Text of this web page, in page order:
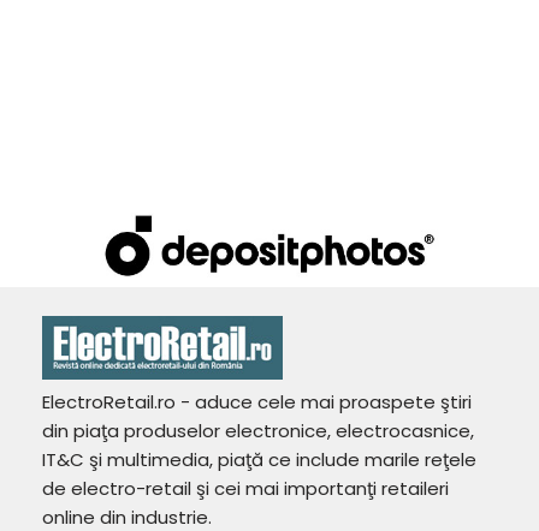
ElectroRetail.ro - aduce cele mai proaspete ştiri
din piaţa produselor electronice, electrocasnice,
IT&C şi multimedia, piaţă ce include marile reţele
de electro-retail şi cei mai importanţi retaileri
online din industrie.